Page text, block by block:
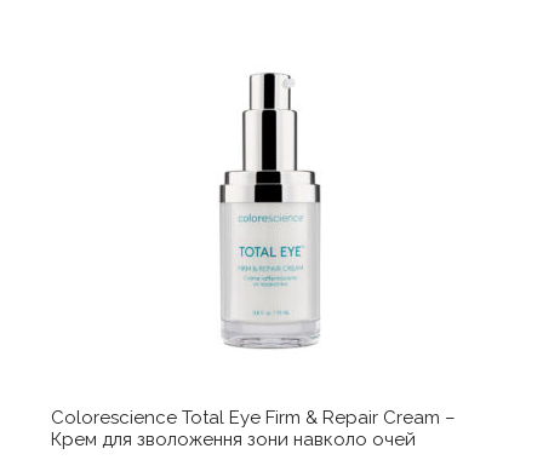
вибрати
на
товару
Colorescience Total Eye Firm & Repair Cream –
Крем для зволоження зони навколо очей